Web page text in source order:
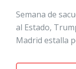
Semana de
al Estado,
Madrid estalla